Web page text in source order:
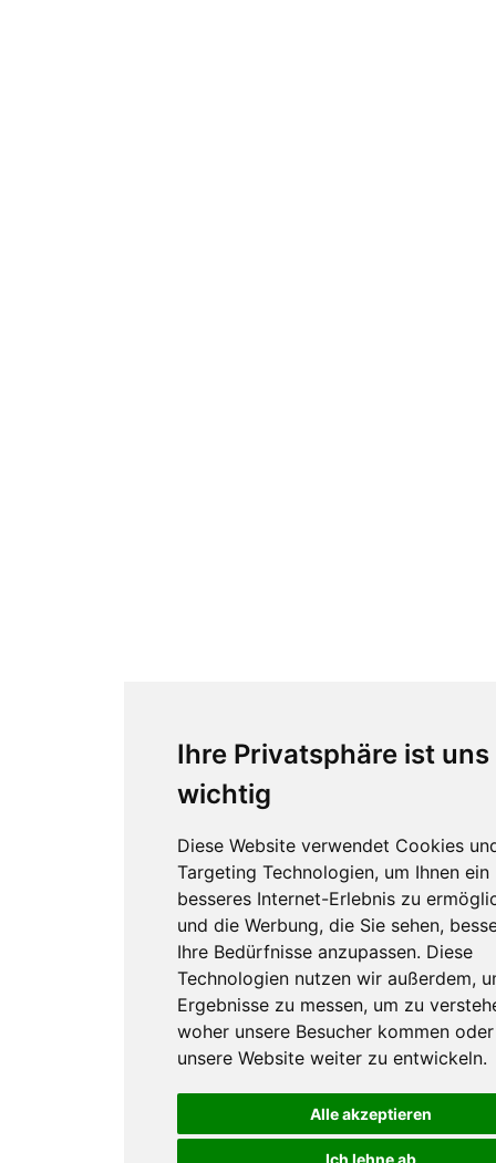
Ihre Privatsphäre ist uns
wichtig
Diese Website verwendet Cookies
Targeting Technologien, um Ihnen ein
besseres Internet-Erlebnis zu
und die Werbung, die Sie sehen,
Ihre Bedürfnisse anzupassen. Diese
Technologien nutzen wir außerdem,
Ergebnisse zu messen, um zu
woher unsere Besucher kommen
unsere Website weiter zu entwickeln.
Alle akzeptieren
Ich lehne ab